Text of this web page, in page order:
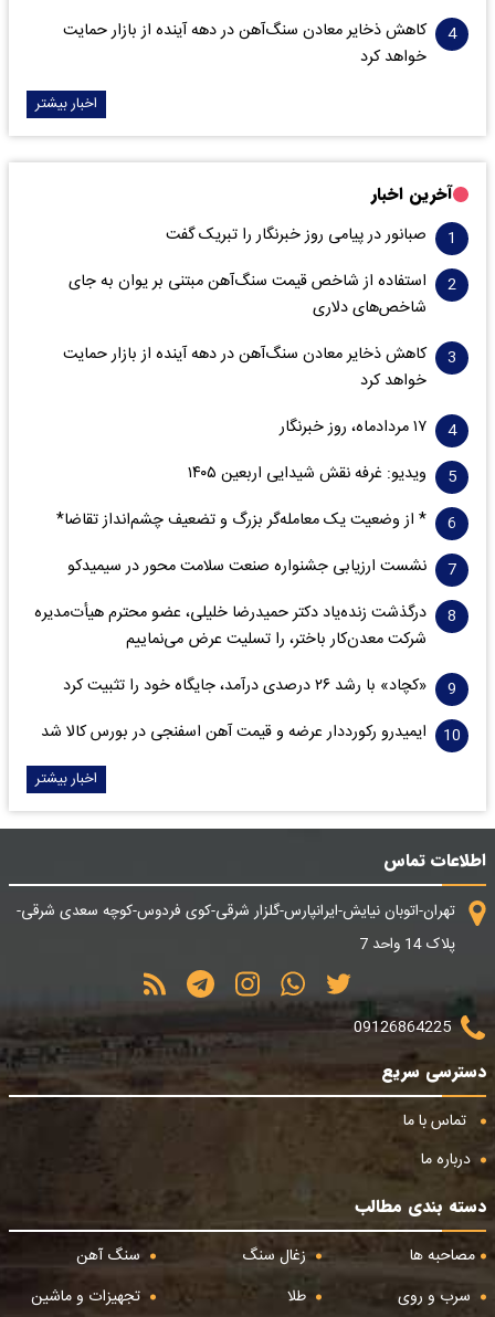
کاهش ذخایر معادن سنگ‌آهن در دهه آینده از بازار حمایت
خواهد کرد
اخبار بیشتر
آخرین اخبار
صبانور در پیامی روز خبرنگار را تبریک گفت
استفاده از شاخص قیمت سنگ‌آهن مبتنی بر یوان به جای
شاخص‌های دلاری
کاهش ذخایر معادن سنگ‌آهن در دهه آینده از بازار حمایت
خواهد کرد
۱۷ مردادماه، روز خبرنگار
ویدیو: غرفه نقش شیدایی اربعین ۱۴۰۵
* از وضعیت یک معامله‌گر بزرگ و تضعیف چشم‌انداز تقاضا*
نشست ارزیابی جشنواره صنعت سلامت‌ محور در سیمیدکو
درگذشت زنده‌یاد دکتر حمیدرضا خلیلی، عضو محترم هیأت‌مدیره
شرکت معدن‌کار باختر، را تسلیت عرض می‌نماییم
«کچاد» با رشد ۲۶ درصدی درآمد، جایگاه خود را تثبیت کرد
ایمیدرو رکورددار عرضه و قیمت آهن اسفنجی در بورس کالا شد
اخبار بیشتر
اطلاعات تماس
تهران-اتوبان نیایش-ایرانپارس-گلزار شرقی-کوی فردوس-کوچه سعدی شرقی-
پلاک 14 واحد 7
09126864225
دسترسی سریع
تماس با ما
درباره ما
دسته بندی مطالب
مصاحبه ها
زغال سنگ
سنگ آهن
سرب و روی
طلا
تجهیزات و ماشین